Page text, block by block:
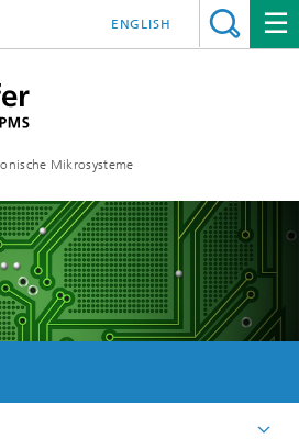
Mikrosysteme
ENGLISH